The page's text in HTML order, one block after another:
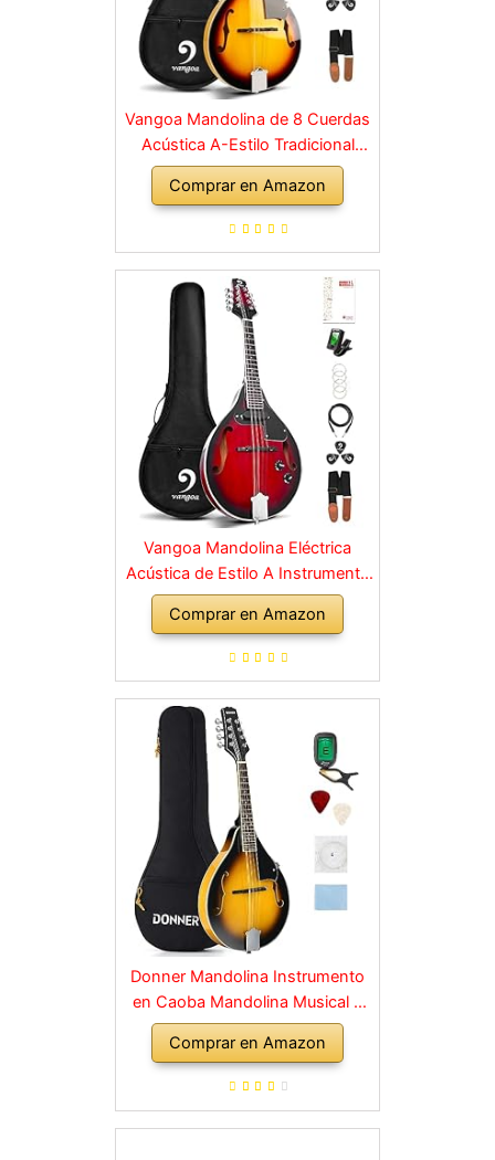
Vangoa Mandolina de 8 Cuerdas
Acústica A-Estilo Tradicional
Bluegrass Instrumento de
Mandolinas para Principiantes,
Sunburst
Comprar en Amazon
Vangoa Mandolina Eléctrica
Acústica de Estilo A Instrumento
de Mandolina para Principiantes
Caoba Rojo con Bolsa de
Concierto, Púas, Correa de
Comprar en Amazon
Donner Mandolina Instrumento
en Caoba Mandolina Musical 8
Cuerdas Estilo A Set Mandolinas
Tradicional con Afinador Cuerdas
Funda y Púas (Sunburst, DML-1)
Comprar en Amazon